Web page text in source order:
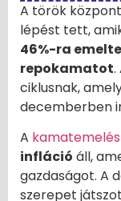
A török
lépést tett,
46%-ra
repokamatot.
ciklusnak,
decemberben
A kamatemelés
infláció áll,
gazdaságot. A
szerepet